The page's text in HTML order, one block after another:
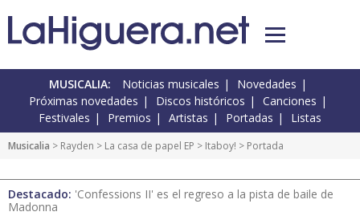
MUSICALIA: Noticias musicales
Novedades
Próximas novedades
Discos históricos
Canciones
Festivales
Premios Artistas Portadas Listas
Musicalia > Rayden > La casa de papel EP > Itaboy! > Portada
Destacado: 'Confessions II' es el regreso a la pista de baile de
Madonna